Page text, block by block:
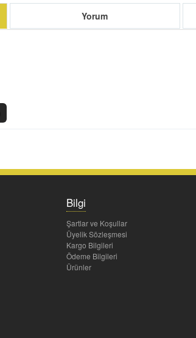
Yorum
Bilgi
Şartlar ve Koşullar
Üyelik Sözleşmesi
Kargo Bilgileri
Ödeme Bilgileri
Ürünler